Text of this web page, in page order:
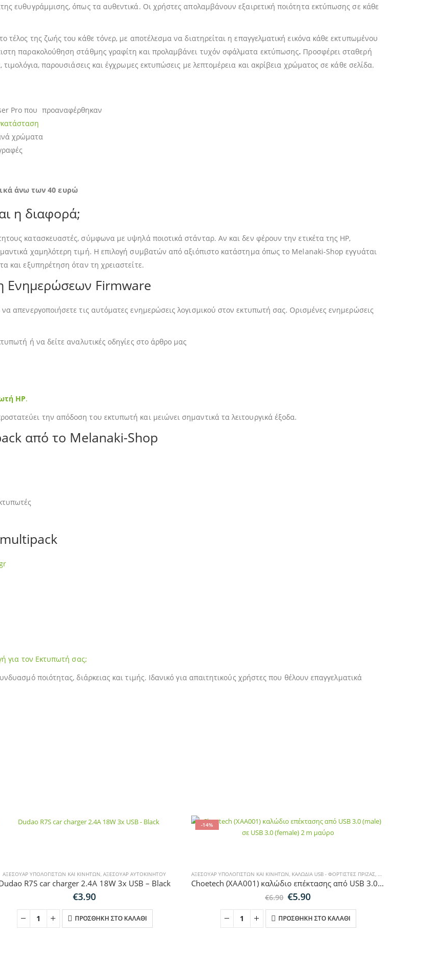
ευθυγράμμισης, όπως τα αυθεντικά. Οι χρήστες απολαμβάνουν εξαιρετική ποιότητα εκτύπωσης σε κάθε
της ζωής του κάθε τόνερ, με αποτέλεσμα να διατηρείται η επαγγελματική εικόνα κάθε εκτυπωμένου
παρακολούθηση στάθμης γραφίτη και προλαμβάνει τυχόν σφάλματα εκτύπωσης. Προσφέρει σταθερή
παρουσιάσεις και έγχρωμες εκτυπώσεις με λεπτομέρεια και ακρίβεια χρώματος σε κάθε σελίδα.
Pro που προαναφέρθηκαν
χρώματα
άνω των 40 ευρώ
η διαφορά;
κατασκευαστές, σύμφωνα με υψηλά ποιοτικά στάνταρ. Αν και δεν φέρουν την ετικέτα της HP,
χαμηλότερη τιμή. Η επιλογή συμβατών από αξιόπιστο κατάστημα όπως το Melanaki-Shop εγγυάται
και εξυπηρέτηση όταν τη χρειαστείτε.
Ενημερώσεων Firmware
απενεργοποιήσετε τις αυτόματες ενημερώσεις λογισμικού στον εκτυπωτή σας. Ορισμένες ενημερώσεις
ή να δείτε αναλυτικές οδηγίες στο άρθρο μας
HP.
την απόδοση του εκτυπωτή και μειώνει σημαντικά τα λειτουργικά έξοδα.
από το Melanaki-Shop
multipack
για τον Εκτυπωτή σας;
ποιότητας, διάρκειας και τιμής. Ιδανικό για απαιτητικούς χρήστες που θέλουν επαγγελματικά
ΑΞΕΣΟΥΆΡ ΥΠΟΛΟΓΙΣΤΏΝ ΚΑΙ ΚΙΝΗΤΏΝ ,ΑΞΕΣΟΥΆΡ ΑΥΤΟΚΙΝΉΤΟΥ
R7S car charger 2.4A 18W 3x USB – Black
€3.90
ΠΡΟΣΘΉΚΗ ΣΤΟ ΚΑΛΆΘΙ
-14%
ΑΞΕΣΟΥΆΡ ΥΠΟΛΟΓΙΣΤΏΝ ΚΑΙ ΚΙΝΗΤΏΝ ΚΑΛΏΔΙΑ USB - ΦΟΡΤΙΣΤΈΣ ΠΡΊΖΑΣ SALES
Choetech (XAA001) καλώδιο επέκτασης από USB 3.0 (male) σε USB 3.0 (female) 2 m μαύρο
€6.90 Original
was:
€6.90.
€5.90Η
τιμή
είναι:
ΠΡΟΣΘΉΚΗ ΣΤΟ ΚΑΛΆΘΙ